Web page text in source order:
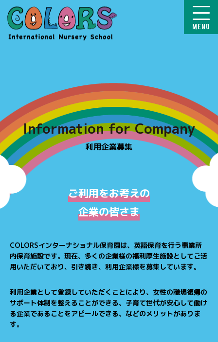
Information for Company
利用企業募集
ご利用をお考えの
企業の皆さま
COLORSインターナショナル保育園は、英語保育を行う事業所
内保育施設です。 現在、多くの企業様の福利厚生施設としてご活
用いただいており、引き続き、利用企業様を募集しています。
利用企業として登録していただくことにより、女性の職場復帰の
サポート体制を整えることができる、 子育て世代が安心して働け
る企業であることをアピールできる、などのメリットがありま
す。